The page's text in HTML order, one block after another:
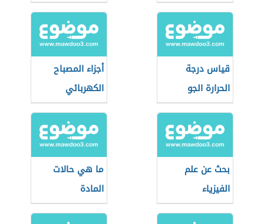
قياس درجة
الحرارة الجو
أجزاء المصباح
الكهربائي
بحث عن علم
الفيزياء
ما هي حالات
المادة